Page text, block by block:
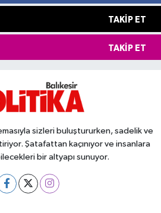
TAKIP ET
TAKIP ET
sizleri buluştururken, sadelik ve
Şatafattan kaçınıyor ve insanlara
bir altyapı sunuyor.